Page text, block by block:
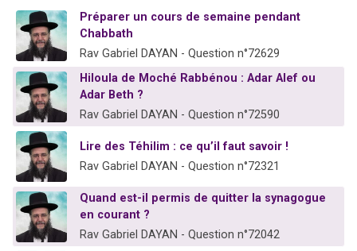
Préparer un cours de semaine pendant
Chabbath
Rav Gabriel DAYAN - Question n°72629
Hiloula de Moché Rabbénou : Adar Alef ou
Adar Beth ?
Rav Gabriel DAYAN - Question n°72590
Lire des Téhilim : ce qu’il faut savoir !
Rav Gabriel DAYAN - Question n°72321
Quand est-il permis de quitter la synagogue
en courant ?
Rav Gabriel DAYAN - Question n°72042